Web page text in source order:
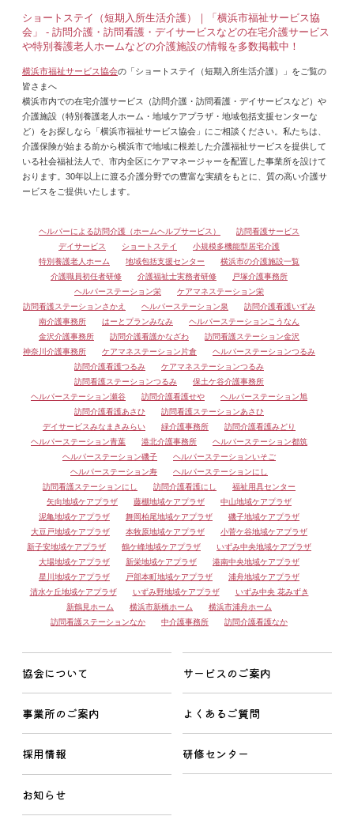
ショートステイ（短期入所生活介護）｜「横浜市福祉サービス協
会」 - 訪問介護・訪問看護・デイサービスなどの在宅介護サービス
や特別養護老人ホームなどの介護施設の情報を多数掲載中！
横浜市福祉サービス協会の「ショートステイ（短期入所生活介護）」をご覧の
皆さまへ
横浜市内での在宅介護サービス（訪問介護・訪問看護・デイサービスなど）や
介護施設（特別養護老人ホーム・地域ケアプラザ・地域包括支援センターな
ど）をお探しなら「横浜市福祉サービス協会」にご相談ください。私たちは、
介護保険が始まる前から横浜市で地域に根差した介護福祉サービスを提供して
いる社会福祉法人で、市内全区にケアマネージャーを配置した事業所を設けて
おります。30年以上に渡る介護分野での豊富な実績をもとに、質の高い介護サ
ービスをご提供いたします。
ヘルパーによる訪問介護（ホームヘルプサービス）
訪問看護サービス
デイサービス
ショートステイ
小規模多機能型居宅介護
特別養護老人ホーム
地域包括支援センター
横浜市の介護施設一覧
介護職員初任者研修
介護福祉士実務者研修
戸塚介護事務所
ヘルパーステーション栄
ケアマネステーション栄
訪問看護ステーションさかえ
ヘルパーステーション泉
訪問介護看護いずみ
南介護事務所
はーとプランみなみ
ヘルパーステーションこうなん
金沢介護事務所
訪問介護看護かなざわ
訪問看護ステーション金沢
神奈川介護事務所
ケアマネステーション片倉
ヘルパーステーションつるみ
訪問介護看護つるみ
ケアマネステーションつるみ
訪問看護ステーションつるみ
保土ケ谷介護事務所
ヘルパーステーション瀬谷
訪問介護看護せや
ヘルパーステーション旭
訪問介護看護あさひ
訪問看護ステーションあさひ
デイサービスみなまきみらい
緑介護事務所
訪問介護看護みどり
ヘルパーステーション青葉
港北介護事務所
ヘルパーステーション都筑
ヘルパーステーション磯子
ヘルパーステーションいそご
ヘルパーステーション寿
ヘルパーステーションにし
訪問看護ステーションにし
訪問介護看護にし
福祉用具センター
矢向地域ケアプラザ
藤棚地域ケアプラザ
中山地域ケアプラザ
泥亀地域ケアプラザ
舞岡柏尾地域ケアプラザ
磯子地域ケアプラザ
大豆戸地域ケアプラザ
本牧原地域ケアプラザ
小菅ケ谷地域ケアプラザ
新子安地域ケアプラザ
鶴ケ峰地域ケアプラザ
いずみ中央地域ケアプラザ
大場地域ケアプラザ
新栄地域ケアプラザ
港南中央地域ケアプラザ
星川地域ケアプラザ
戸部本町地域ケアプラザ
浦舟地域ケアプラザ
清水ケ丘地域ケアプラザ
いずみ野地域ケアプラザ
いずみ中央 花みずき
新鶴見ホーム
横浜市新橋ホーム
横浜市浦舟ホーム
訪問看護ステーションなか
中介護事務所 訪問介護看護なか
協会について サービスのご案内
事業所のご案内 よくあるご質問
採用情報 研修センター
お知らせ